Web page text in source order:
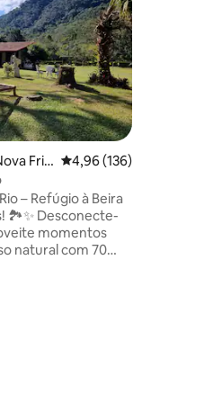
avaliações
Frib 4,96 de uma avaliação
4,96 (136)
– Refúgio à Beira
🏞️✨ Desconecte-
momentos
natural com 70